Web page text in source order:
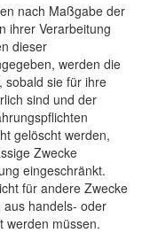
nach Maßgabe der
ihrer Verarbeitung
dieser
werden die
sobald sie für ihre
sind und der
gelöscht werden,
Zwecke
eingeschränkt.
für andere Zwecke
handels- oder
werden müssen.